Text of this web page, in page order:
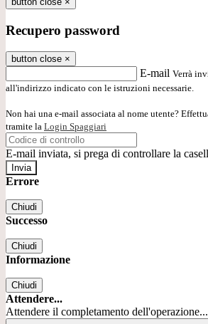
Recupero password
button close ×
E-mail Verrà
all'indirizzo indicato con le istruzioni necessarie.
Non hai una e-mail associata al nome utente?
tramite la Login Spaggiari
E-mail inviata, si prega di controllare la
Errore
Chiudi
Successo
Chiudi
Informazione
Chiudi
Attendere...
Attendere il completamento dell'operazione...